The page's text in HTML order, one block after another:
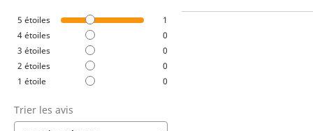
5 étoiles
1
4étoiles
0
3 étoiles
0
2 étoiles
0
1 étoile 0
Trier les avis